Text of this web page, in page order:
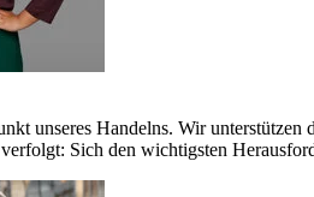
unseres Handelns. Wir
Sich den wichtigsten